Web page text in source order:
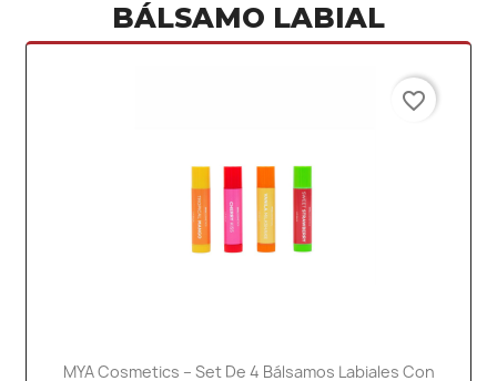
BÁLSAMO LABIAL
MYA Cosmetics – Set De 4 Bálsamos Labiales Con
favorite_border